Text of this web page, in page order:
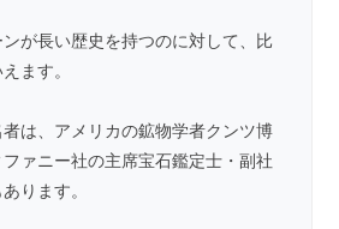
が長い歴史を持つのに対して、比
ます。
は、アメリカの鉱物学者クンツ博
ァニー社の主席宝石鑑定士・副社
ります。